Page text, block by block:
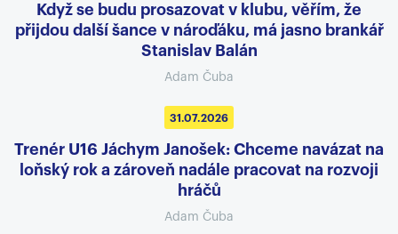
Když se budu prosazovat v klubu, věřím, že
přijdou další šance v nároďáku, má jasno brankář
Stanislav Balán
Adam Čuba
31.07.2026
Trenér U16 Jáchym Janošek: Chceme navázat na
loňský rok a zároveň nadále pracovat na rozvoji
hráčů
Adam Čuba